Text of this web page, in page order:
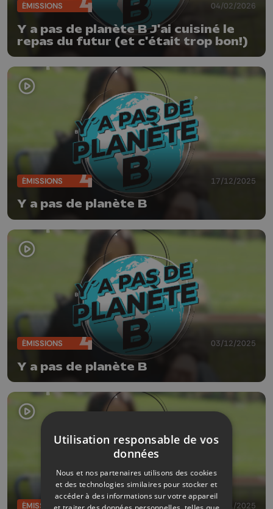
ÉMISSIONS 04/02/2026
Y a pas de planète B J'ai cuisiné le
repas du futur (et c'était trop bon!)
ÉMISSIONS 17/12/2025
Y a pas de planète B
ÉMISSIONS 03/12/2025
Y a pas de planète B
ÉMISSIONS 19/11/2025
Utilisation responsable de vos
données
Nous et nos partenaires utilisons des cookies
et des technologies similaires pour stocker et
accéder à des informations sur votre appareil